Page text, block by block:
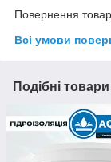
Повернення
Всі умови
Подібні